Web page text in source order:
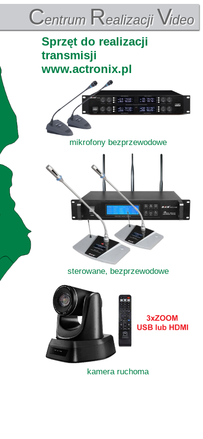
Centrum Realizacji Video
Sprzęt do realizacji
transmisji
www.actronix.pl
mikrofony bezprzewodowe
sterowane, bezprzewodowe
kamera ruchoma